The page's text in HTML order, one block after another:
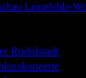
Leinefelde-
Rudolstadt